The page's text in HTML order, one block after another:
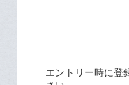
エントリー時に登